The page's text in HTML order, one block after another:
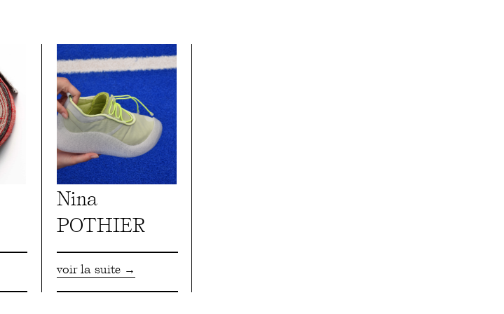
Nina
POTHIER
voir la suite →